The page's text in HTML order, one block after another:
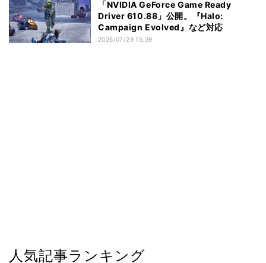
「NVIDIA GeForce Game Ready
Driver 610.88」公開。『Halo:
Campaign Evolved』など対応
2026/07/29 15:39
人気記事ランキング